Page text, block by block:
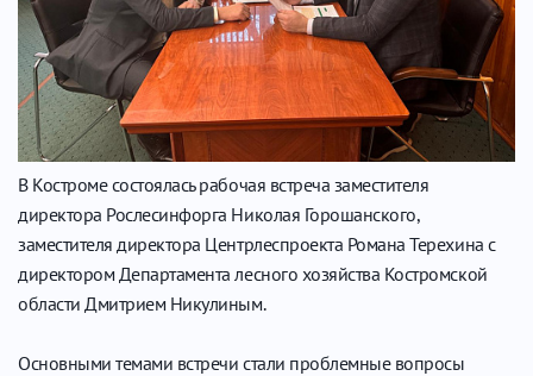
В Костроме состоялась рабочая встреча заместителя
директора Рослесинфорга Николая Горошанского,
заместителя директора Центрлеспроекта Романа Терехина с
директором Департамента лесного хозяйства Костромской
области Дмитрием Никулиным.
Основными темами встречи стали проблемные вопросы